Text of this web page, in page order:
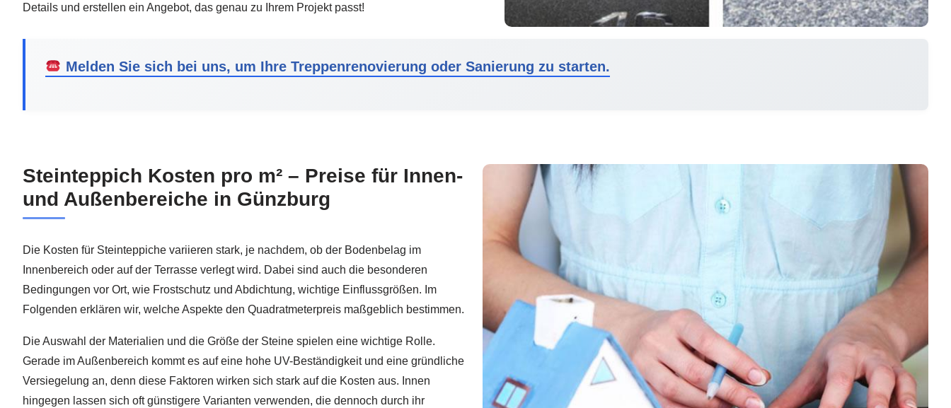
Details und erstellen ein Angebot, das genau zu Ihrem Projekt passt!
Melden Sie sich bei uns, um Ihre Treppenrenovierung oder Sanierung zu starten.
Steinteppich Kosten pro m² – Preise für Innen-
und Außenbereiche in Günzburg
Die Kosten für Steinteppiche variieren stark, je nachdem, ob der Bodenbelag im
Innenbereich oder auf der Terrasse verlegt wird. Dabei sind auch die besonderen
Bedingungen vor Ort, wie Frostschutz und Abdichtung, wichtige Einflussgrößen. Im
Folgenden erklären wir, welche Aspekte den Quadratmeterpreis maßgeblich bestimmen.
Die Auswahl der Materialien und die Größe der Steine spielen eine wichtige Rolle.
Gerade im Außenbereich kommt es auf eine hohe UV-Beständigkeit und eine gründliche
Versiegelung an, denn diese Faktoren wirken sich stark auf die Kosten aus. Innen
hingegen lassen sich oft günstigere Varianten verwenden, die dennoch durch ihr